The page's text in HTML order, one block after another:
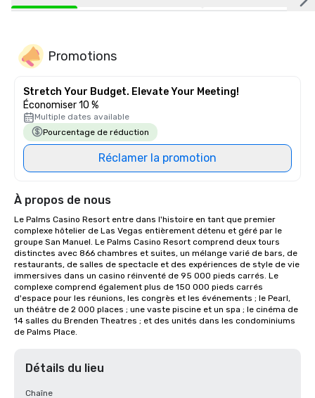
Promotions
Stretch Your Budget. Elevate Your Meeting!
Économiser 10 %
Multiple dates available
Pourcentage de réduction
Réclamer la promotion
À propos de nous
Le Palms Casino Resort entre dans l'histoire en tant que premier
complexe hôtelier de Las Vegas entièrement détenu et géré par le
groupe San Manuel. Le Palms Casino Resort comprend deux tours
distinctes avec 866 chambres et suites, un mélange varié de bars, de
restaurants, de salles de spectacle et des expériences de style de vie
immersives dans un casino réinventé de 95 000 pieds carrés. Le
complexe comprend également plus de 150 000 pieds carrés
d'espace pour les réunions, les congrès et les événements ; le Pearl,
un théâtre de 2 000 places ; une vaste piscine et un spa ; le cinéma de
14 salles du Brenden Theatres ; et des unités dans les condominiums
de Palms Place.
Détails du lieu
Chaîne